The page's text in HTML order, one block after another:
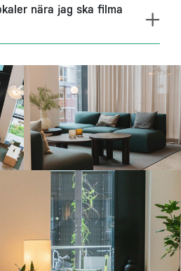
nära jag ska filma